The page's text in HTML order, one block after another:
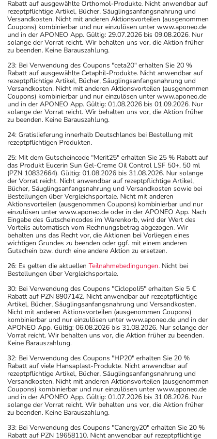
Rabatt auf ausgewählte Orthomol-Produkte. Nicht anwendbar auf
rezeptpflichtige Artikel, Bücher, Säuglingsanfangsnahrung und
Versandkosten. Nicht mit anderen Aktionsvorteilen (ausgenommen
Coupons) kombinierbar und nur einzulösen unter www.aponeo.de
und in der APONEO App. Gültig: 29.07.2026 bis 09.08.2026. Nur
solange der Vorrat reicht. Wir behalten uns vor, die Aktion früher
zu beenden. Keine Barauszahlung.
23: Bei Verwendung des Coupons "ceta20" erhalten Sie 20 %
Rabatt auf ausgewählte Cetaphil-Produkte. Nicht anwendbar auf
rezeptpflichtige Artikel, Bücher, Säuglingsanfangsnahrung und
Versandkosten. Nicht mit anderen Aktionsvorteilen (ausgenommen
Coupons) kombinierbar und nur einzulösen unter www.aponeo.de
und in der APONEO App. Gültig: 01.08.2026 bis 01.09.2026. Nur
solange der Vorrat reicht. Wir behalten uns vor, die Aktion früher
zu beenden. Keine Barauszahlung.
24: Gratislieferung innerhalb Deutschlands bei Bestellung mit
rezeptpflichtigen Produkten.
25: Mit dem Gutscheincode "Merit25" erhalten Sie 25 % Rabatt auf
das Produkt Eucerin Sun Gel-Creme Oil Control LSF 50+, 50 ml
(PZN 10832664). Gültig: 01.08.2026 bis 31.08.2026. Nur solange
der Vorrat reicht. Nicht anwendbar auf rezeptpflichtige Artikel,
Bücher, Säuglingsanfangsnahrung und Versandkosten sowie bei
Bestellungen über Vergleichsportale. Nicht mit anderen
Aktionsvorteilen (ausgenommen Coupons) kombinierbar und nur
einzulösen unter www.aponeo.de oder in der APONEO App. Nach
Eingabe des Gutscheincodes im Warenkorb, wird der Wert des
Vorteils automatisch vom Rechnungsbetrag abgezogen. Wir
behalten uns das Recht vor, die Aktionen bei Vorliegen eines
wichtigen Grundes zu beenden oder ggf. mit einem anderen
Gutschein bzw. durch eine andere Aktion zu ersetzen.
26: Es gelten die aktuellen Teilnahmebedingungen. Nicht bei
Bestellungen über Vergleichsportale.
30: Bei Verwendung des Coupons "Ciclopoli5" erhalten Sie 5 €
Rabatt auf PZN 8907142. Nicht anwendbar auf rezeptpflichtige
Artikel, Bücher, Säuglingsanfangsnahrung und Versandkosten.
Nicht mit anderen Aktionsvorteilen (ausgenommen Coupons)
kombinierbar und nur einzulösen unter www.aponeo.de und in der
APONEO App. Gültig: 06.08.2026 bis 31.08.2026. Nur solange der
Vorrat reicht. Wir behalten uns vor, die Aktion früher zu beenden.
Keine Barauszahlung.
32: Bei Verwendung des Coupons "HP20" erhalten Sie 20 %
Rabatt auf viele Hansaplast-Produkte. Nicht anwendbar auf
rezeptpflichtige Artikel, Bücher, Säuglingsanfangsnahrung und
Versandkosten. Nicht mit anderen Aktionsvorteilen (ausgenommen
Coupons) kombinierbar und nur einzulösen unter www.aponeo.de
und in der APONEO App. Gültig: 01.07.2026 bis 31.08.2026. Nur
solange der Vorrat reicht. Wir behalten uns vor, die Aktion früher
zu beenden. Keine Barauszahlung.
33: Bei Verwendung des Coupons "Canergy20" erhalten Sie 20 %
Rabatt auf PZN 19658110. Nicht anwendbar auf rezeptpflichtige